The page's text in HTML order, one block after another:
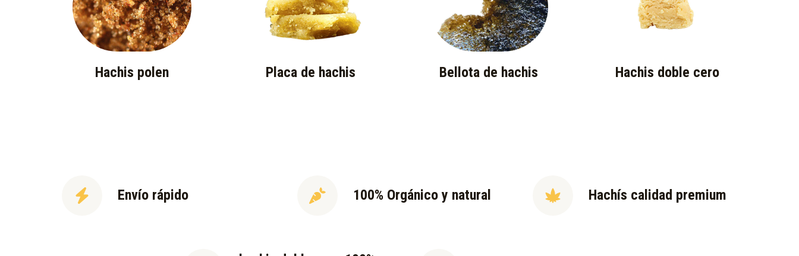
Hachis polen Placa de hachis Bellota de hachis Hachis doble cero
Envío rápido 100% Orgánico y natural Hachís calidad premium